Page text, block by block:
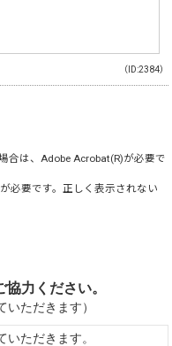
（ID:2384）
合は、 Adobe Acrobat(R)が必要で
が必要です。正しく表示されない